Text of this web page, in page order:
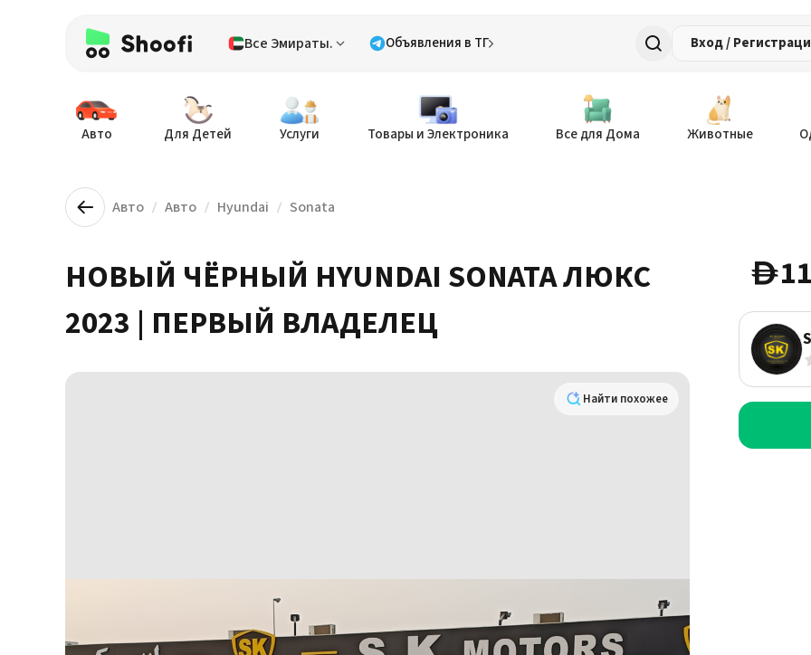
Все Эмираты. Объявления в ТГ Вход /
Авто Для Детей Услуги Товары и Электроника Все для Дома Животные
Авто Авто Hyundai Sonata
НОВЫЙ ЧЁРНЫЙ HYUNDAI SONATA ЛЮКС
2023 | ПЕРВЫЙ ВЛАДЕЛЕЦ
Найти похожее
D